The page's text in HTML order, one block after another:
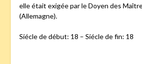
elle était exigée par le Doyen des
(Allemagne).
Siécle de début: 18 – Siécle de fin: 18